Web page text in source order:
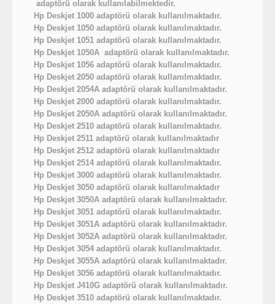
adaptörü olarak kullanılabilmektedir.
Hp Deskjet 1000 adaptörü olarak kullanılmaktadır.
Hp Deskjet 1050 adaptörü olarak kullanılmaktadır.
Hp Deskjet 1051 adaptörü olarak kullanılmaktadır.
Hp Deskjet 1050A adaptörü olarak kullanılmaktadır.
Hp Deskjet 1056 adaptörü olarak kullanılmaktadır.
Hp Deskjet 2050 adaptörü olarak kullanılmaktadır.
Hp Deskjet 2054A adaptörü olarak kullanılmaktadır.
Hp Deskjet 2000 adaptörü olarak kullanılmaktadır.
Hp Deskjet 2050A adaptörü olarak kullanılmaktadır.
Hp Deskjet 2510 adaptörü olarak kullanılmaktadır.
Hp Deskjet 2511 adaptörü olarak kullanılmaktadır
Hp Deskjet 2512 adaptörü olarak kullanılmaktadır
Hp Deskjet 2514 adaptörü olarak kullanılmaktadır.
Hp Deskjet 3000 adaptörü olarak kullanılmaktadır.
Hp Deskjet 3050 adaptörü olarak kullanılmaktadır
Hp Deskjet 3050A adaptörü olarak kullanılmaktadır.
Hp Deskjet 3051 adaptörü olarak kullanılmaktadır.
Hp Deskjet 3051A adaptörü olarak kullanılmaktadır.
Hp Deskjet 3052A adaptörü olarak kullanılmaktadır.
Hp Deskjet 3054 adaptörü olarak kullanılmaktadır.
Hp Deskjet 3055A adaptörü olarak kullanılmaktadır.
Hp Deskjet 3056 adaptörü olarak kullanılmaktadır.
Hp Deskjet J410G adaptörü olarak kullanılmaktadır.
Hp Deskjet 3510 adaptörü olarak kullanılmaktadır.